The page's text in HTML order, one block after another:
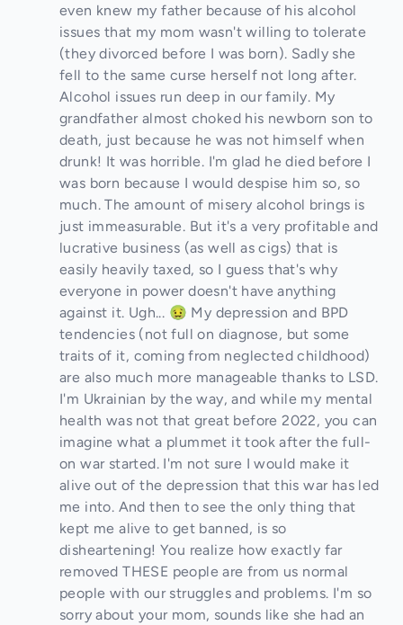
even knew my father because of his alcohol
issues that my mom wasn't willing to tolerate
(they divorced before I was born). Sadly she
fell to the same curse herself not long after.
Alcohol issues run deep in our family. My
grandfather almost choked his newborn son to
death, just because he was not himself when
drunk! It was horrible. I'm glad he died before I
was born because I would despise him so, so
much. The amount of misery alcohol brings is
just immeasurable. But it's a very profitable and
lucrative business (as well as cigs) that is
easily heavily taxed, so I guess that's why
everyone in power doesn't have anything
against it. Ugh... 🤢 My depression and BPD
tendencies (not full on diagnose, but some
traits of it, coming from neglected childhood)
are also much more manageable thanks to LSD.
I'm Ukrainian by the way, and while my mental
health was not that great before 2022, you can
imagine what a plummet it took after the full-
on war started. I'm not sure I would make it
alive out of the depression that this war has led
me into. And then to see the only thing that
kept me alive to get banned, is so
disheartening! You realize how exactly far
removed THESE people are from us normal
people with our struggles and problems. I'm so
sorry about your mom, sounds like she had an